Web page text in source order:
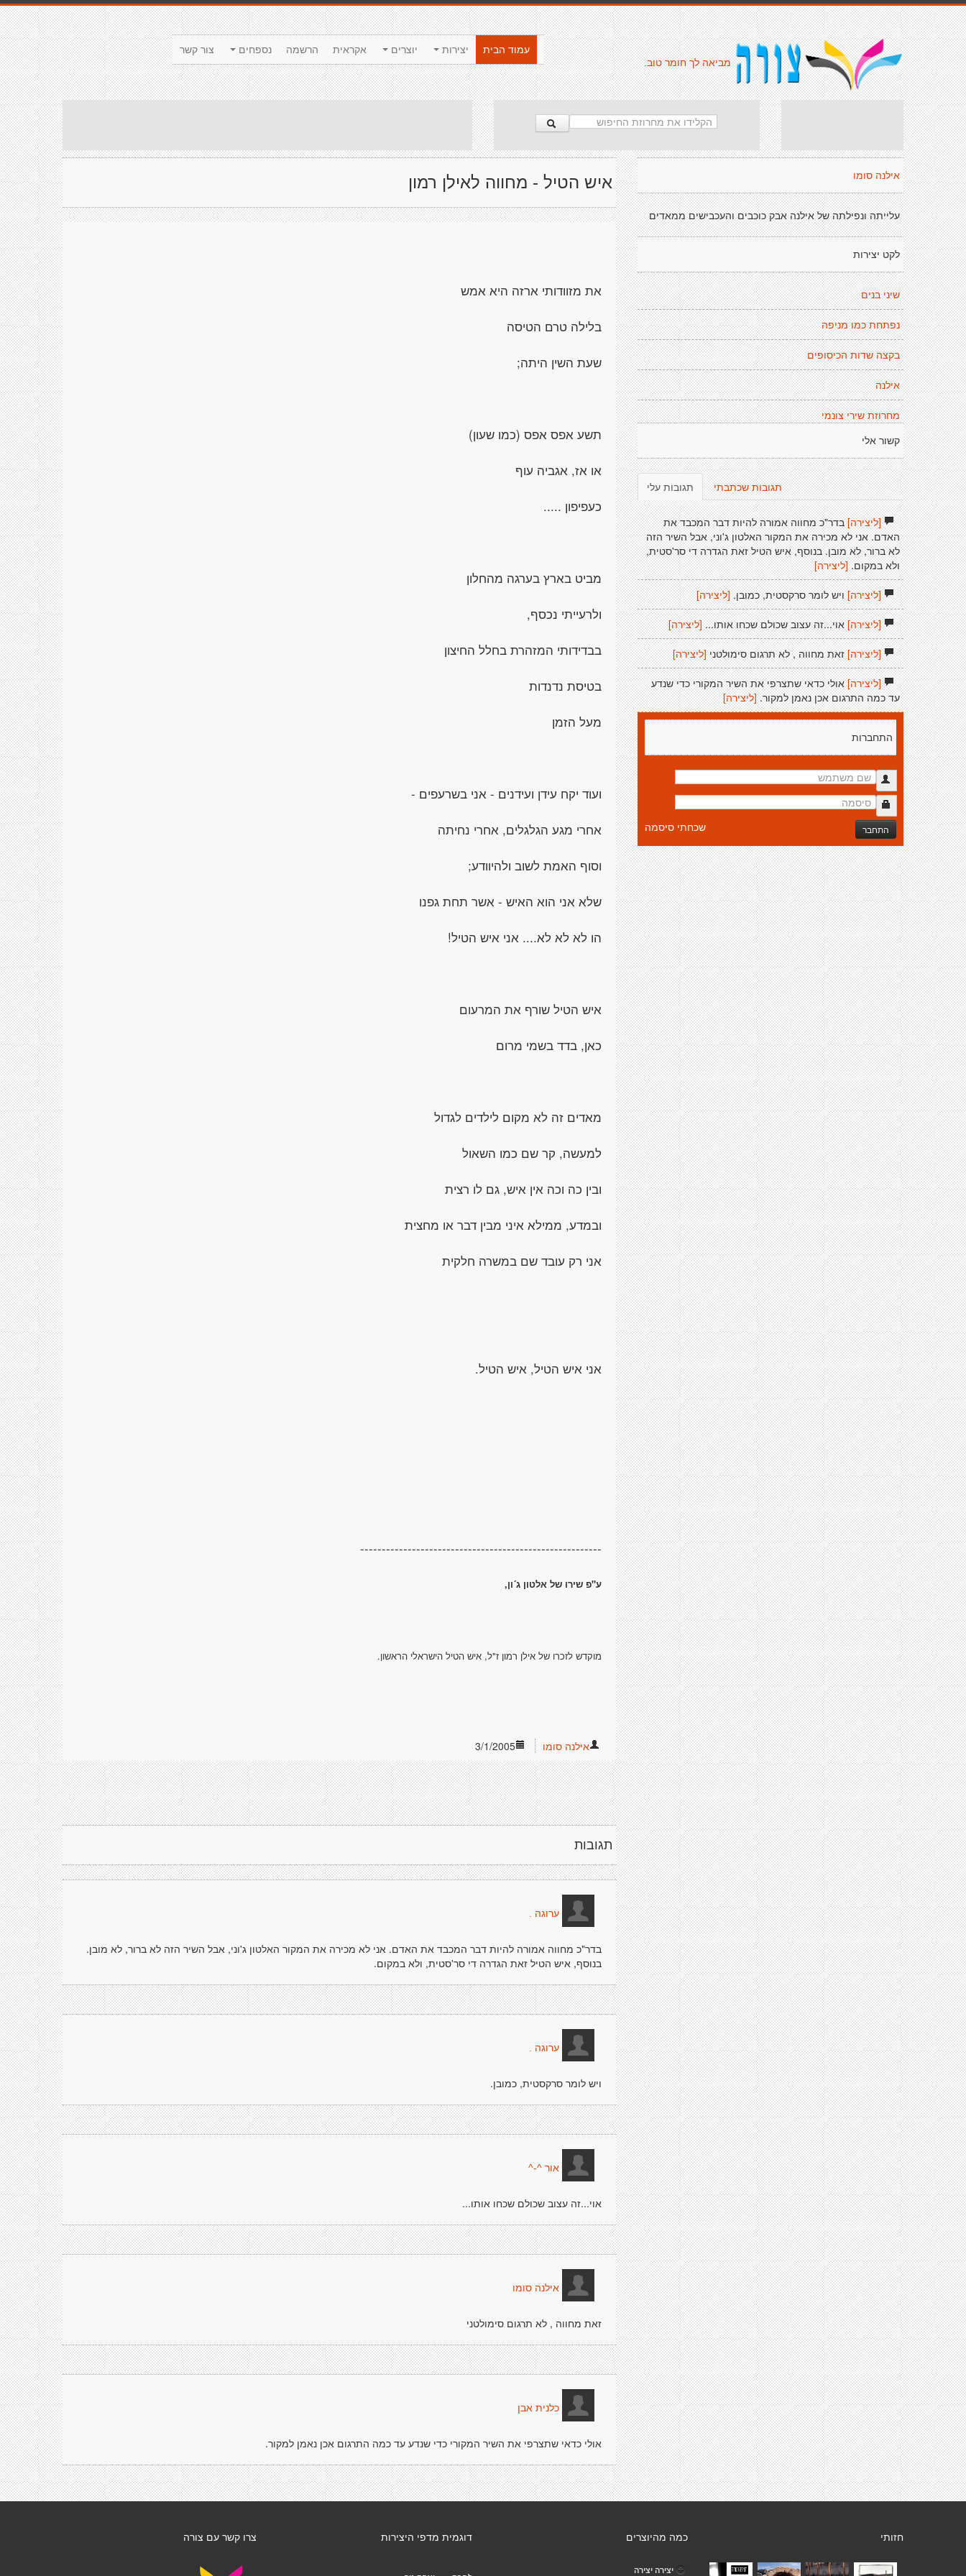
צור קשר נספחים הרשמה אקראית יוצרים יצירות
עמוד הבית
מביאה לך חומר טוב.
איש הטיל - מחווה לאילן רמון
את מזוודותי ארזה היא אמש
בלילה טרם הטיסה
שעת השין היתה;
תשע אפס אפס (כמו שעון)
או אז, אגביה עוף
כעפיפון .....
מביט בארץ בערגה מהחלון
ולרעייתי נכסף,
בבדידותי המזהרת בחלל החיצון
בטיסת נדנדות
מעל הזמן
ועוד יקח עידן ועידנים - אני בשרעפים -
אחרי מגע הגלגלים, אחרי נחיתה
וסוף האמת לשוב ולהיוודע;
שלא אני הוא האיש - אשר תחת גפנו
הו לא לא לא.... אני איש הטיל!
איש הטיל שורף את המרעום
כאן, בדד בשמי מרום
מאדים זה לא מקום לילדים לגדול
למעשה, קר שם כמו השאול
ובין כה וכה אין איש, גם לו רצית
ובמדע, ממילא איני מבין דבר או מחצית
אני רק עובד שם במשרה חלקית
אני איש הטיל, איש הטיל.
--------------------------------------------------------
ע"פ שירו של אלטון ג´ון,
מוקדש לזכרו של אילן רמון ז"ל, איש הטיל הישראלי הראשון.
3/1/2005 אילנה סומו
תגובות
ערוגה .
בדר"כ מחווה אמורה להיות דבר המכבד את האדם. אני לא מכירה את המקור האלטון ג'וני, אבל השיר הזה לא ברור, לא מובן.
בנוסף, איש הטיל זאת הגדרה די סר'סטית, ולא במקום.
ערוגה .
ויש לומר סרקסטית, כמובן.
אור ^-^
אוי...זה עצוב שכולם שכחו אותו...
אילנה סומו
זאת מחווה , לא תרגום סימולטני
כלנית אבן
אולי כדאי שתצרפי את השיר המקורי כדי שנדע עד כמה התרגום אכן נאמן למקור.
אילנה סומו
עלייתה ונפילתה של אילנה אבק כוכבים והעכבישים ממאדים
לקט יצירות
שיני בנים
נפתחת כמו מניפה
בקצה שדות הכיסופים
אילנה
מחרוזת שירי צונמי
קשור אלי
תגובות עלי תגובות שכתבתי
[ליצירה]בדר"כ מחווה אמורה להיות דבר המכבד את
האדם. אני לא מכירה את המקור האלטון ג'וני, אבל השיר הזה
לא ברור, לא מובן. בנוסף, איש הטיל זאת הגדרה די סר'סטית,
ולא במקום.[ליצירה]
[ליצירה]ויש לומר סרקסטית, כמובן.[ליצירה]
[ליצירה]אוי...זה עצוב שכולם שכחו אותו... [ליצירה]
[ליצירה]זאת מחווה , לא תרגום סימולטני [ליצירה]
[ליצירה]אולי כדאי שתצרפי את השיר המקורי כדי שנדע
עד כמה התרגום אכן נאמן למקור. [ליצירה]
התחברות
התחבר שכחתי סיסמה
צרו קשר עם צורה דוגמית מדפי היצירות כמה מהיוצרים
יצירה יצירה
חזותי